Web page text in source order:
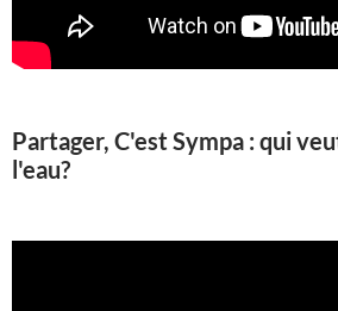
Partager, C'est Sympa : qui
l'eau?